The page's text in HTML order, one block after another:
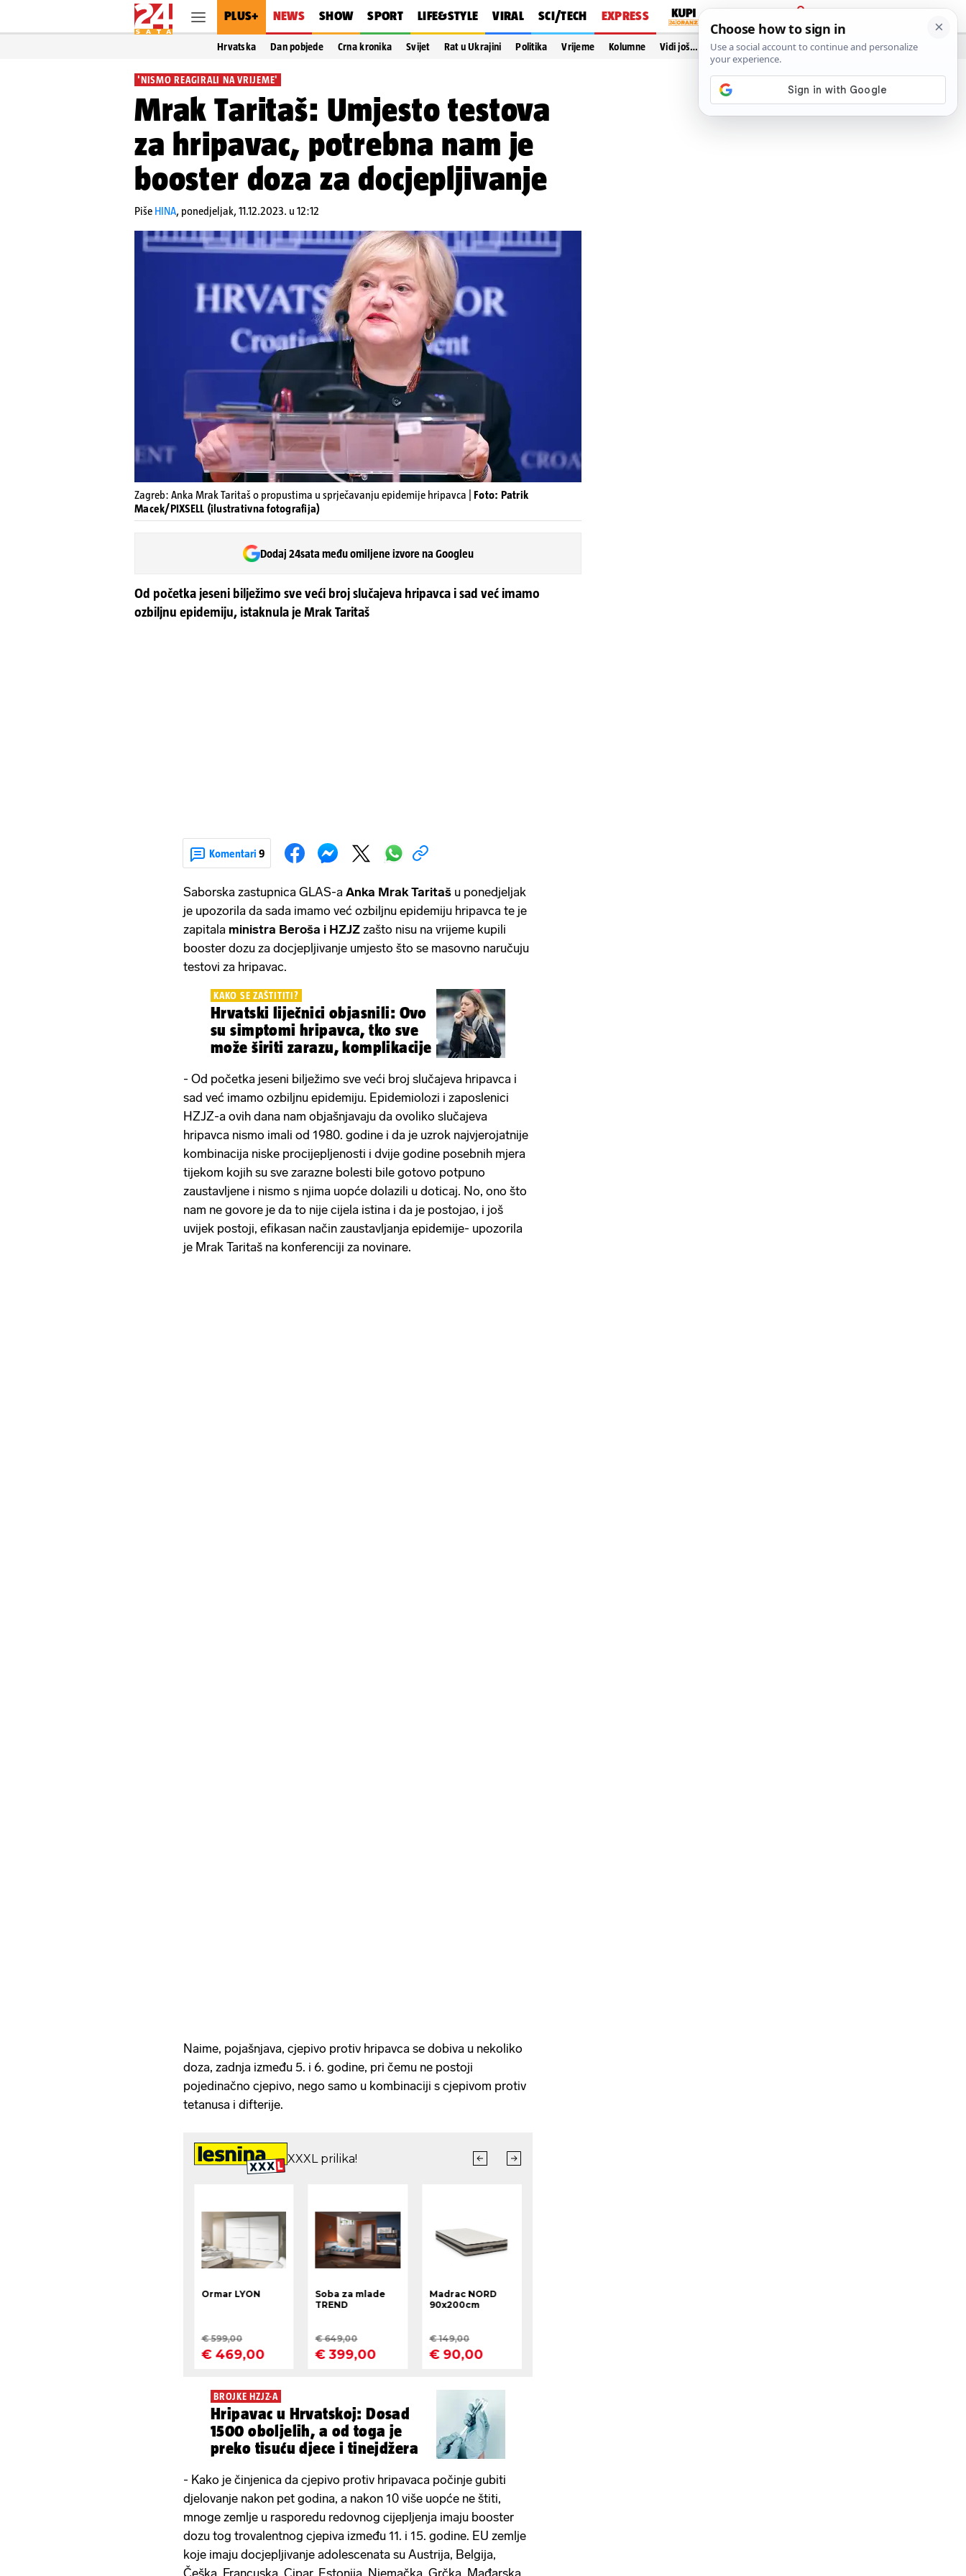
PLUS+ NEWS SHOW SPORT LIFE&STYLE VIRAL SCI/TECH EXPRESS
PRIJAVA
Hrvatska Dan pobjede Crna kronika Svijet Rat u Ukrajini Politika Vrijeme Kolumne Vidi još…
'NISMO REAGIRALI NA VRIJEME'
Mrak Taritaš: Umjesto testova
za hripavac, potrebna nam je
booster doza za docjepljivanje
Piše HINA, ponedjeljak, 11.12.2023. u 12:12
Zagreb: Anka Mrak Taritaš o propustima u sprječavanju epidemije hripavca | Foto: Patrik
Macek/PIXSELL (ilustrativna fotografija)
Dodaj 24sata među omiljene izvore na Googleu
Od početka jeseni bilježimo sve veći broj slučajeva hripavca i sad već imamo
ozbiljnu epidemiju, istaknula je Mrak Taritaš
Komentari 9
Saborska zastupnica GLAS-a Anka Mrak Taritaš u ponedjeljak
je upozorila da sada imamo već ozbiljnu epidemiju hripavca te je
zapitala ministra Beroša i HZJZ zašto nisu na vrijeme kupili
booster dozu za docjepljivanje umjesto što se masovno naručuju
testovi za hripavac.
KAKO SE ZAŠTITITI?
Hrvatski liječnici objasnili: Ovo
su simptomi hripavca, tko sve
može širiti zarazu, komplikacije
- Od početka jeseni bilježimo sve veći broj slučajeva hripavca i
sad već imamo ozbiljnu epidemiju. Epidemiolozi i zaposlenici
HZJZ-a ovih dana nam objašnjavaju da ovoliko slučajeva
hripavca nismo imali od 1980. godine i da je uzrok najvjerojatnije
kombinacija niske procijepljenosti i dvije godine posebnih mjera
tijekom kojih su sve zarazne bolesti bile gotovo potpuno
zaustavljene i nismo s njima uopće dolazili u doticaj. No, ono što
nam ne govore je da to nije cijela istina i da je postojao, i još
uvijek postoji, efikasan način zaustavljanja epidemije- upozorila
je Mrak Taritaš na konferenciji za novinare.
Naime, pojašnjava, cjepivo protiv hripavca se dobiva u nekoliko
doza, zadnja između 5. i 6. godine, pri čemu ne postoji
pojedinačno cjepivo, nego samo u kombinaciji s cjepivom protiv
tetanusa i difterije.
BROJKE HZJZ-A
Hripavac u Hrvatskoj: Dosad
1500 oboljelih, a od toga je
preko tisuću djece i tinejdžera
- Kako je činjenica da cjepivo protiv hripavaca počinje gubiti
djelovanje nakon pet godina, a nakon 10 više uopće ne štiti,
mnoge zemlje u rasporedu redovnog cijepljenja imaju booster
dozu tog trovalentnog cjepiva između 11. i 15. godine. EU zemlje
koje imaju docjepljivanje adolescenata su Austrija, Belgija,